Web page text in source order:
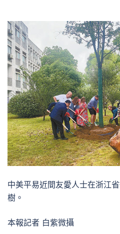
中美平易近間友愛人士在浙江
樹。
本報記者 白紫微攝